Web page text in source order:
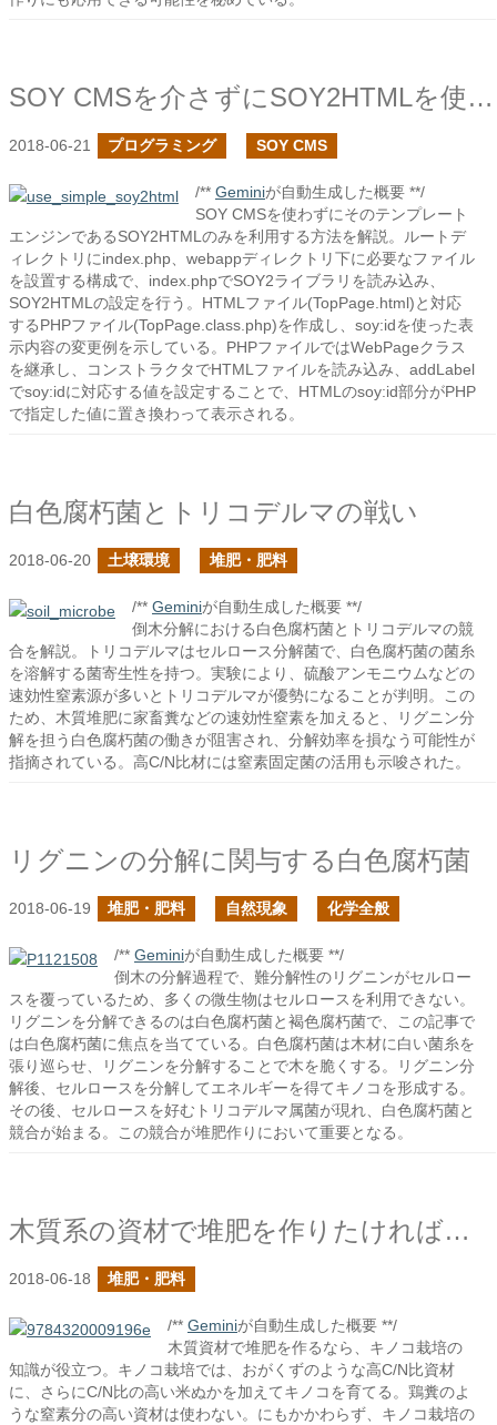
SOY CMSを介さずにSOY2HTMLを使ってみる
2018-06-21 プログラミング SOY CMS
/** Geminiが自動生成した概要 **/
SOY CMSを使わずにそのテンプレート
エンジンであるSOY2HTMLのみを利用する方法を解説。ルートデ
ィレクトリにindex.php、webappディレクトリ下に必要なファイル
を設置する構成で、index.phpでSOY2ライブラリを読み込み、
SOY2HTMLの設定を行う。HTMLファイル(TopPage.html)と対応
するPHPファイル(TopPage.class.php)を作成し、soy:idを使った表
示内容の変更例を示している。PHPファイルではWebPageクラス
を継承し、コンストラクタでHTMLファイルを読み込み、addLabel
でsoy:idに対応する値を設定することで、HTMLのsoy:id部分がPHP
で指定した値に置き換わって表示される。
白色腐朽菌とトリコデルマの戦い
2018-06-20 土壌環境 堆肥・肥料
/** Geminiが自動生成した概要 **/
倒木分解における白色腐朽菌とトリコデルマの競
合を解説。トリコデルマはセルロース分解菌で、白色腐朽菌の菌糸
を溶解する菌寄生性を持つ。実験により、硫酸アンモニウムなどの
速効性窒素源が多いとトリコデルマが優勢になることが判明。この
ため、木質堆肥に家畜糞などの速効性窒素を加えると、リグニン分
解を担う白色腐朽菌の働きが阻害され、分解効率を損なう可能性が
指摘されている。高C/N比材には窒素固定菌の活用も示唆された。
リグニンの分解に関与する白色腐朽菌
2018-06-19 堆肥・肥料 自然現象 化学全般
/** Geminiが自動生成した概要 **/
倒木の分解過程で、難分解性のリグニンがセルロー
スを覆っているため、多くの微生物はセルロースを利用できない。
リグニンを分解できるのは白色腐朽菌と褐色腐朽菌で、この記事で
は白色腐朽菌に焦点を当てている。白色腐朽菌は木材に白い菌糸を
張り巡らせ、リグニンを分解することで木を脆くする。リグニン分
解後、セルロースを分解してエネルギーを得てキノコを形成する。
その後、セルロースを好むトリコデルマ属菌が現れ、白色腐朽菌と
競合が始まる。この競合が堆肥作りにおいて重要となる。
木質系の資材で堆肥を作りたければキノコ栽培から学べ
2018-06-18 堆肥・肥料
/** Geminiが自動生成した概要 **/
木質資材で堆肥を作るなら、キノコ栽培の
知識が役立つ。キノコ栽培では、おがくずのような高C/N比資材
に、さらにC/N比の高い米ぬかを加えてキノコを育てる。鶏糞のよ
うな窒素分の高い資材は使わない。にもかかわらず、キノコ栽培の